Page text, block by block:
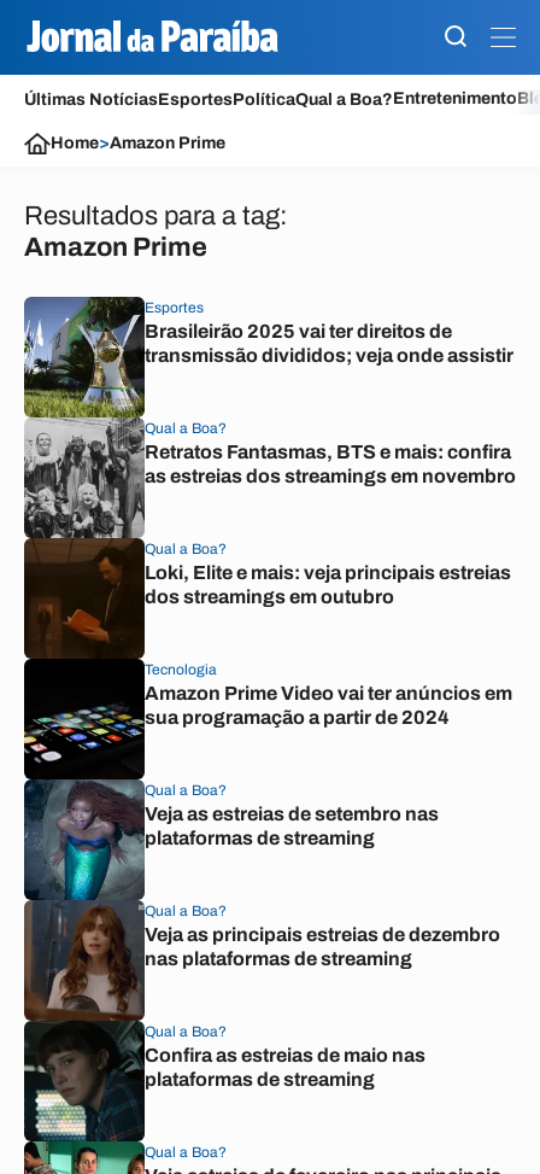
Últimas NotíciasEsportesPolíticaQual a Boa?Entretenimento
Home>Amazon Prime
Resultados para a tag:
Amazon Prime
Esportes
Brasileirão 2025 vai ter direitos de
transmissão divididos; veja onde assistir
Qual a Boa?
Retratos Fantasmas, BTS e mais: confira
as estreias dos streamings em novembro
Qual a Boa?
Loki, Elite e mais: veja principais estreias
dos streamings em outubro
Tecnologia
Amazon Prime Video vai ter anúncios em
sua programação a partir de 2024
Qual a Boa?
Veja as estreias de setembro nas
plataformas de streaming
Qual a Boa?
Veja as principais estreias de dezembro
nas plataformas de streaming
Qual a Boa?
Confira as estreias de maio nas
plataformas de streaming
Qual a Boa?